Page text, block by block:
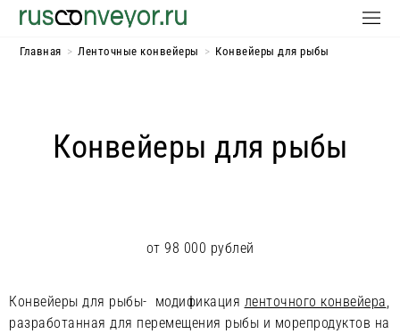
Главная > Ленточные конвейеры > Конвейеры для рыбы
Конвейеры для рыбы
от 98 000 рублей
Конвейеры для рыбы- модификация ленточного конвейера
разработанная для перемещения рыбы и морепродуктов на